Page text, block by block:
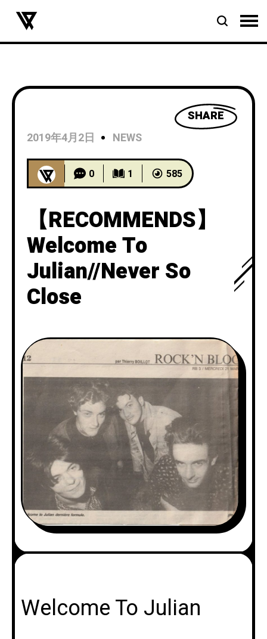
SHARE
2019年4月2日
NEWS
0 1 585
【RECOMMENDS】
Welcome To
Julian//Never So
Close
Welcome To Julian